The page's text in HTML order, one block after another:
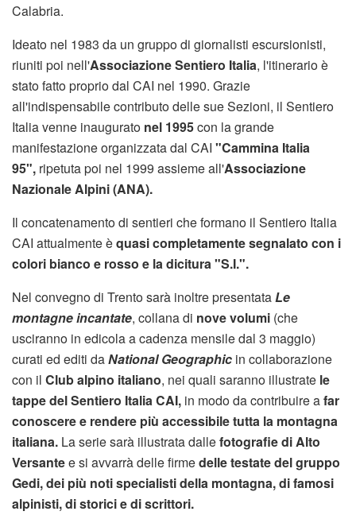
Calabria.
Ideato nel 1983 da un gruppo di giornalisti escursionisti,
riuniti poi nell'Associazione Sentiero Italia, l'itinerario è
stato fatto proprio dal CAI nel 1990. Grazie
all'indispensabile contributo delle sue Sezioni, il Sentiero
Italia venne inaugurato nel 1995con la grande
manifestazione organizzata dal CAI "Cammina Italia
95", ripetuta poi nel 1999 assieme all'Associazione
Nazionale Alpini (ANA).
Il concatenamento di sentieri che formano il Sentiero Italia
CAI attualmente èquasi completamente segnalato con i
colori bianco e rosso e la dicitura "S.I.".
Nel convegno di Trento sarà inoltre presentataLe
montagne incantate, collana di nove volumi (che
usciranno in edicola a cadenza mensile dal 3 maggio)
curati ed editi daNational Geographic in collaborazione
con il Club alpino italiano, nei quali saranno illustrate le
tappe del Sentiero Italia CAI, in modo da contribuire afar
conoscere e rendere più accessibile tutta la montagna
italiana. La serie sarà illustrata dallefotografie di Alto
Versantee si avvarrà delle firmedelle testate del gruppo
Gedi, dei più noti specialisti della montagna, di famosi
alpinisti, di storici e di scrittori.